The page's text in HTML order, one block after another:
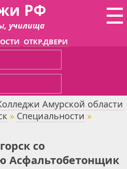
☰
РФ
училища
ОТКР.ДВЕРИ
Амурской области
» Специальности »
со
Асфальтобетонщик